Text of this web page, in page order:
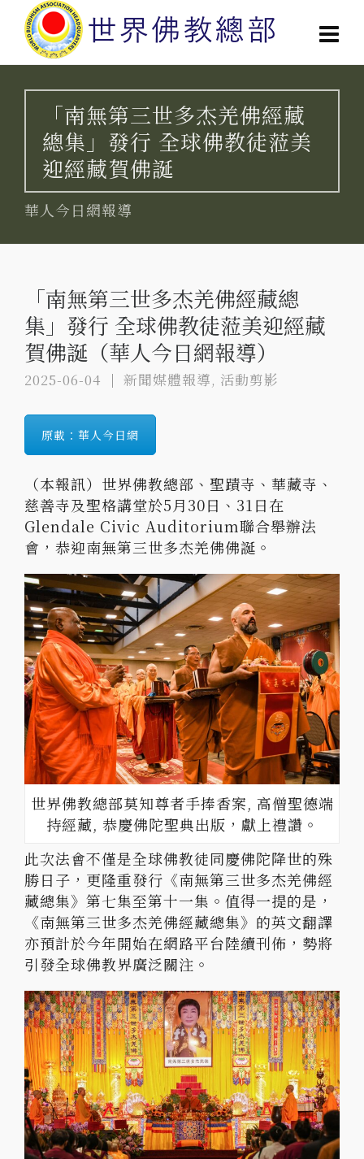
「南無第三世多杰羌佛經藏
總集」發行 全球佛教徒蒞美
迎經藏賀佛誕
華人今日網報導
「南無第三世多杰羌佛經藏總
集」發行 全球佛教徒蒞美迎經藏
賀佛誕（華人今日網報導）
2025-06-04 新聞媒體報導, 活動剪影
原載：華人今日網
（本報訊）世界佛教總部、聖蹟寺、華藏寺、
慈善寺及聖格講堂於5月30日、31日在
Glendale Civic Auditorium聯合舉辦法
會，恭迎南無第三世多杰羌佛佛誕。
世界佛教總部莫知尊者手捧香案, 高僧聖德端
持經藏, 恭慶佛陀聖典出版，獻上禮讚。
此次法會不僅是全球佛教徒同慶佛陀降世的殊
勝日子，更隆重發行《南無第三世多杰羌佛經
藏總集》第七集至第十一集。值得一提的是，
《南無第三世多杰羌佛經藏總集》的英文翻譯
亦預計於今年開始在網路平台陸續刊佈，勢將
引發全球佛教界廣泛關注。